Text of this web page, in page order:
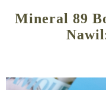
Mineral 89